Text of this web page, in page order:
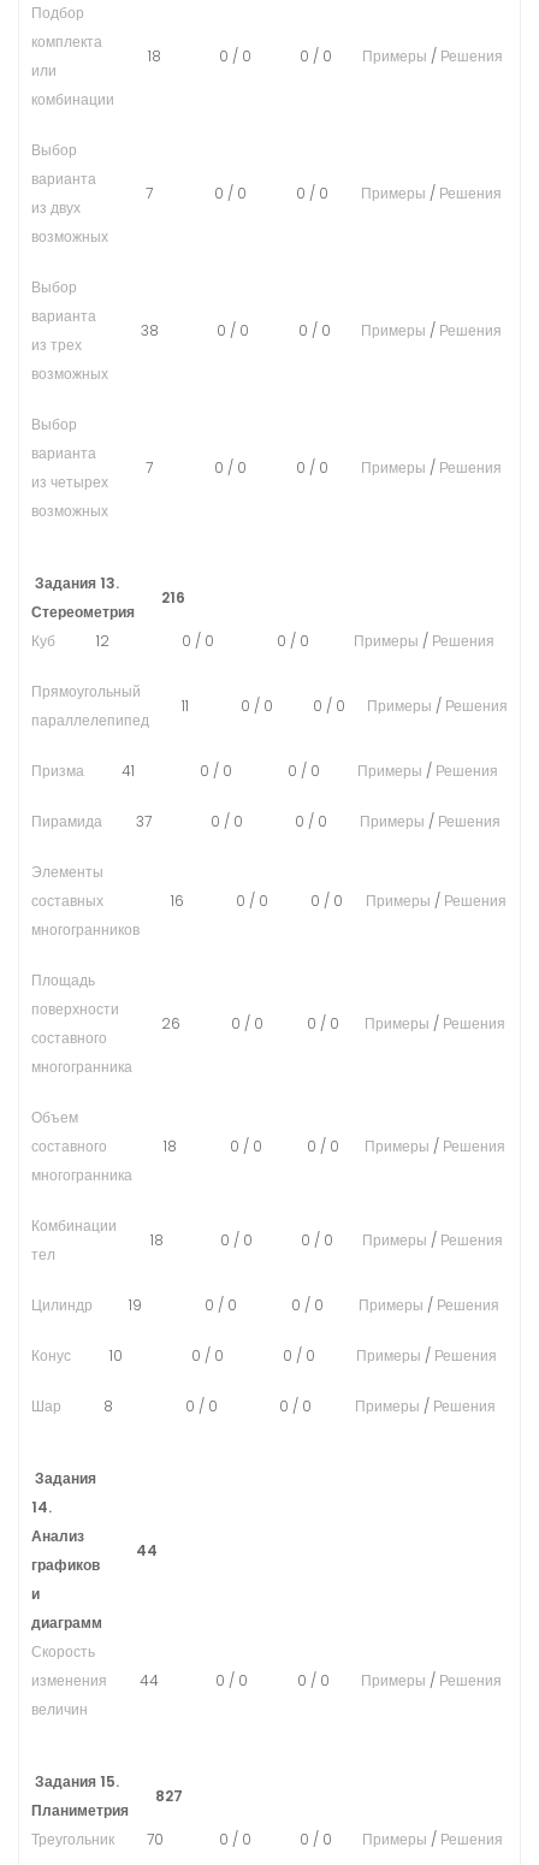
Подбор
комплекта
или
комбинации
18 0 / 0 0 / 0 Примеры / Решения
Выбор
варианта
из двух
возможных
7 0 / 0 0 / 0 Примеры / Решения
Выбор
варианта
из трех
возможных
38 0 / 0 0 / 0 Примеры / Решения
Выбор
варианта
из четырех
возможных
7 0 / 0 0 / 0 Примеры / Решения
Задания 13.
Стереометрия
216
Куб 12 0 / 0 0 / 0 Примеры / Решения
Прямоугольный
параллелепипед
11 0 / 0 0 / 0 Примеры / Решения
Призма 41 0 / 0 0 / 0 Примеры / Решения
Пирамида 37 0 / 0 0 / 0 Примеры / Решения
Элементы
составных
многогранников
16 0 / 0 0 / 0 Примеры /Решения
Площадь
поверхности
составного
многогранника
26 0 / 0 0 / 0 Примеры / Решения
Объем
составного
многогранника
18 0 / 0 0 / 0 Примеры / Решения
Комбинации
тел
18 0 / 0 0 / 0 Примеры / Решения
Цилиндр 19 0 / 0 0 / 0 Примеры / Решения
Конус 10 0 / 0 0 / 0 Примеры / Решения
Шар 8 0 / 0 0 / 0 Примеры / Решения
Задания
14.
Анализ
графиков
и
диаграмм
44
Скорость
изменения
величин
44 0 / 0 0 / 0 Примеры / Решения
Задания 15.
Планиметрия
827
Треугольник 70 0 / 0 0 / 0 Примеры / Решения